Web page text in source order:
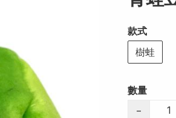
款式
樹蛙
數量
−